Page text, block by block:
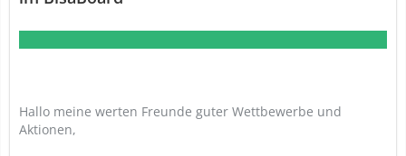
Hallo meine werten Freunde guter Wettbewerbe und
Aktionen,